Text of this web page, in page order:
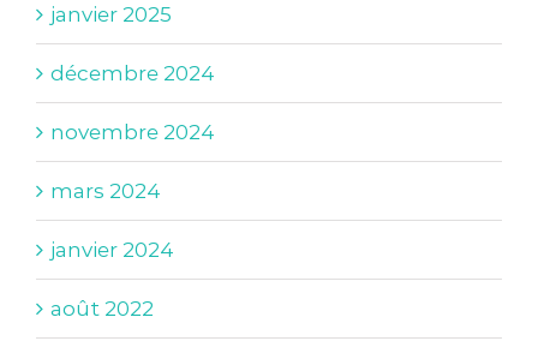
janvier 2025
décembre 2024
novembre 2024
mars 2024
janvier 2024
août 2022